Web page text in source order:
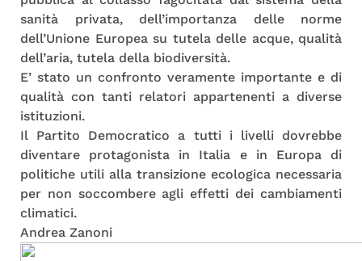
sanità privata, dell’importanza delle norme
dell’Unione Europea su tutela delle acque, qualità
dell’aria, tutela della biodiversità.
E’ stato un confronto veramente importante e di
qualità con tanti relatori appartenenti a diverse
istituzioni.
Il Partito Democratico a tutti i livelli dovrebbe
diventare protagonista in Italia e in Europa di
politiche utili alla transizione ecologica necessaria
per non soccombere agli effetti dei cambiamenti
climatici.
Andrea Zanoni